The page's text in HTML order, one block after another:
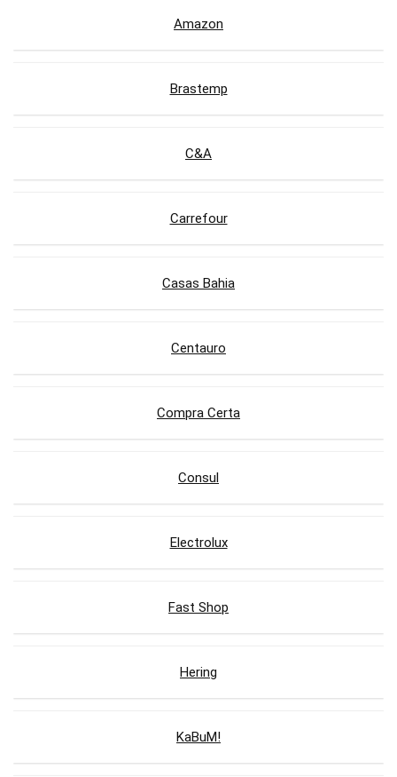
Amazon
Brastemp
C&A
Carrefour
Casas Bahia
Centauro
Compra Certa
Consul
Electrolux
Fast Shop
Hering
KaBuM!